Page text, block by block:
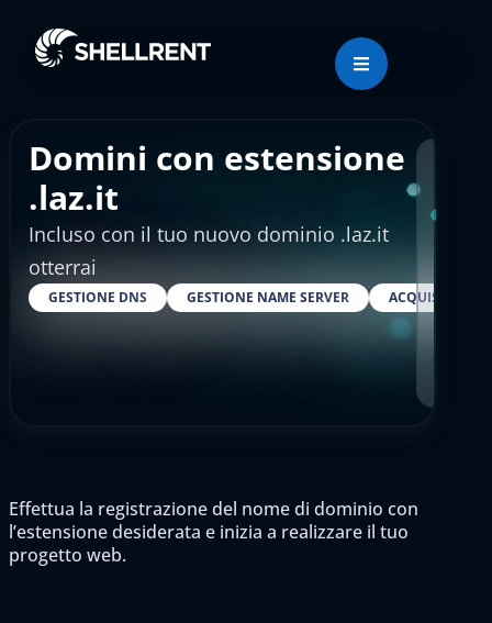
Domini con estensione
.laz.it
Incluso con il tuo nuovo dominio .laz.it
otterrai
GESTIONE DNS GESTIONE NAME SERVER ACQUISTARE
Effettua la registrazione del nome di dominio con
l’estensione desiderata e inizia a realizzare il tuo
progetto web.